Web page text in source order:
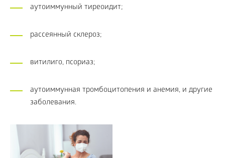
аутоиммунный тиреоидит;
рассеянный склероз;
витилиго, псориаз;
аутоиммунная тромбоцитопения и анемия, и другие
заболевания.